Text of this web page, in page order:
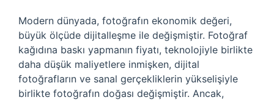
Modern dünyada, fotoğrafın ekonomik değeri,
büyük ölçüde dijitalleşme ile değişmiştir. Fotoğraf
kağıdına baskı yapmanın fiyatı, teknolojiyle birlikte
daha düşük maliyetlere inmişken, dijital
fotoğrafların ve sanal gerçekliklerin yükselişiyle
birlikte fotoğrafın doğası değişmiştir. Ancak,